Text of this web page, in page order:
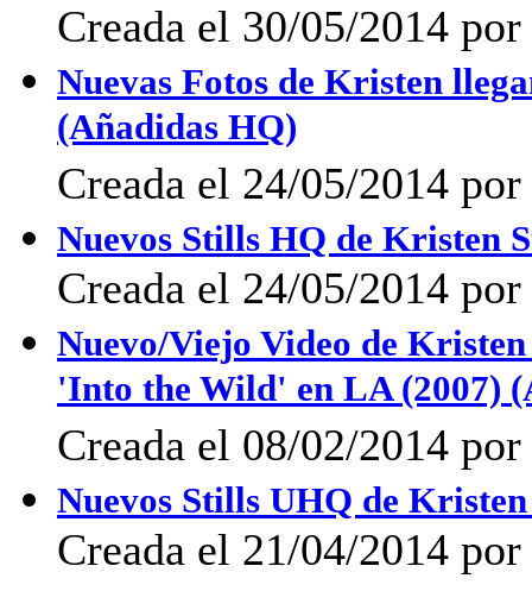
Creada el 30/05/2014
Nuevas Fotos de Kristen
(Añadidas HQ)
Creada el 24/05/2014
Nuevos Stills HQ de Kristen
Creada el 24/05/2014
Nuevo/Viejo Video de
'Into the Wild' en LA (2007)
Creada el 08/02/2014
Nuevos Stills UHQ de
Creada el 21/04/2014